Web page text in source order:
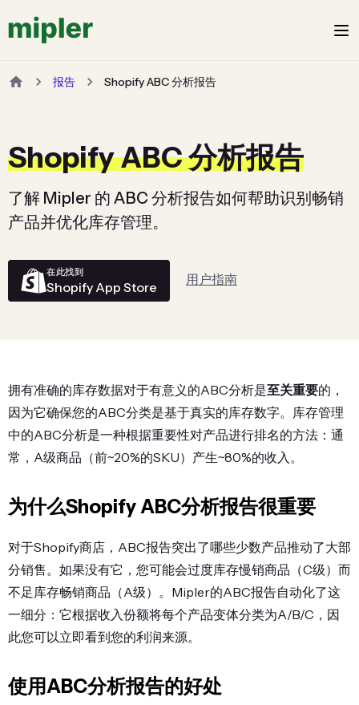
报告 Shopify ABC 分析报告
Shopify ABC 分析报告
了解 Mipler 的 ABC 分析报告如何帮助识别畅销
产品并优化库存管理。
在此找到
Shopify App Store 用户指南
拥有准确的库存数据对于有意义的ABC分析是至关重要的，
因为它确保您的ABC分类是基于真实的库存数字。库存管理
中的ABC分析是一种根据重要性对产品进行排名的方法：通
常，A级商品（前~20%的SKU）产生~80%的收入。
为什么Shopify ABC分析报告很重要
对于Shopify商店，ABC报告突出了哪些少数产品推动了大部
分销售。如果没有它，您可能会过度库存慢销商品（C级）而
不足库存畅销商品（A级）。Mipler的ABC报告自动化了这
一细分：它根据收入份额将每个产品变体分类为A/B/C，因
此您可以立即看到您的利润来源。
使用ABC分析报告的好处